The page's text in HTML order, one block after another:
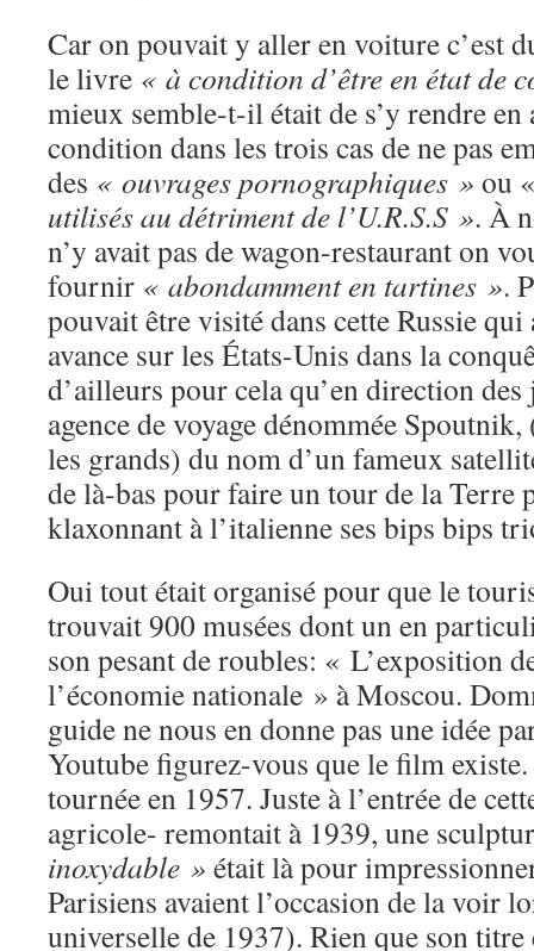
Car on pouvait y aller en voiture c’est
le livre « à condition d’être en état de
mieux semble-t-il était de s’y rendre
condition dans les trois cas de ne pas
des « ouvrages pornographiques » ou
utilisés au détriment de l’U.R.S.S ». À
n’y avait pas de wagon-restaurant on
fournir « abondamment en tartines ».
pouvait être visité dans cette Russie
avance sur les États-Unis dans la
d’ailleurs pour cela qu’en direction
agence de voyage dénommée
les grands) du nom d’un fameux
de là-bas pour faire un tour de la Terre
klaxonnant à l’italienne ses bips bips
Oui tout était organisé pour que le
trouvait 900 musées dont un en
son pesant de roubles: « L’exposition
l’économie nationale » à Moscou.
guide ne nous en donne pas une idée
Youtube figurez-vous que le film existe.
tournée en 1957. Juste à l’entrée de
agricole- remontait à 1939, une
inoxydable » était là pour
Parisiens avaient l’occasion de la voir
universelle de 1937). Rien que son titre